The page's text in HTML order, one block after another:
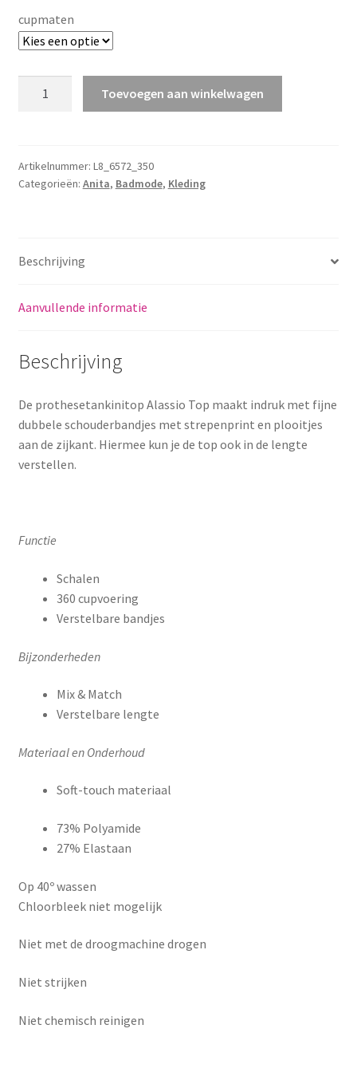
cupmaten
Toevoegen aan winkelwagen
Artikelnummer: L8_6572_350
Categorieën: Anita, Badmode, Kleding
Beschrijving
Aanvullende informatie
Beschrijving
De prothesetankinitop Alassio Top maakt indruk met fijne
dubbele schouderbandjes met strepenprint en plooitjes
aan de zijkant. Hiermee kun je de top ook in de lengte
verstellen.
Functie
Schalen
360 cupvoering
Verstelbare bandjes
Bijzonderheden
Mix & Match
Verstelbare lengte
Materiaal en Onderhoud
Soft-touch materiaal
73% Polyamide
27% Elastaan
Op 40º wassen
Chloorbleek niet mogelijk
Niet met de droogmachine drogen
Niet strijken
Niet chemisch reinigen